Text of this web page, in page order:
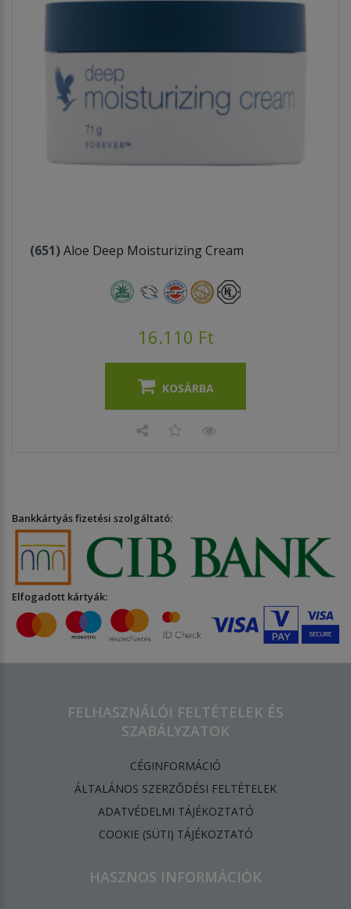
(651)Aloe Deep Moisturizing Cream
16.110 Ft
KOSÁRBA
Bankkártyás fizetési szolgáltató:
Elfogadott kártyák:
FELHASZNÁLÓI FELTÉTELEK ÉS
SZABÁLYZATOK
CÉGINFORMÁCIÓ
ÁLTALÁNOS SZERZŐDÉSI FELTÉTELEK
ADATVÉDELMI TÁJÉKOZTATÓ
​COOKIE (SÜTI) TÁJÉKOZTATÓ
HASZNOS INFORMÁCIÓK